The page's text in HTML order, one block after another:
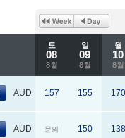
토
08
8월
일
09
8월
월
10
8월
AUD 157 155 170
AUD 문의 150 138